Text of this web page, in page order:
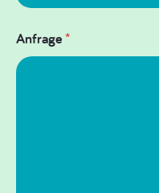
Anfrage*